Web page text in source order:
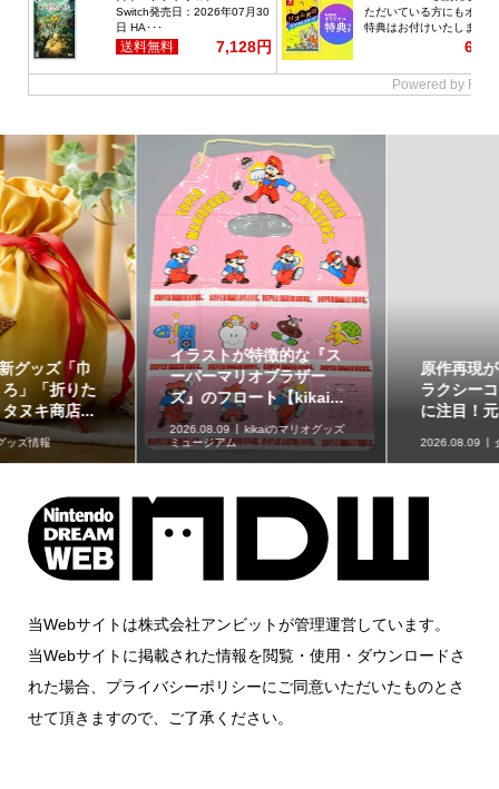
イラストが特徴的な『ス
ーパーマリオブラザー
ズ』のフロート【kikai...
2026.08.09
kikaiのマリオグッズ
ミュージアム
原作再現がスゴい「ギャ
ラクシーコート」の細部
に注目！元ネタも合わ...
2026.08.09 企画記事
当Webサイトは株式会社アンビットが管理運営しています。
当Webサイトに掲載された情報を閲覧・使用・ダウンロードさ
れた場合、プライバシーポリシーにご同意いただいたものとさ
せて頂きますので、ご了承ください。